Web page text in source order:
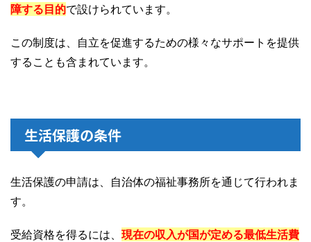
障する目的で設けられています。
この制度は、自立を促進するための様々なサポートを提供
することも含まれています。
生活保護の条件
生活保護の申請は、自治体の福祉事務所を通じて行われま
す。
受給資格を得るには、 現在の収入が国が定める最低生活費